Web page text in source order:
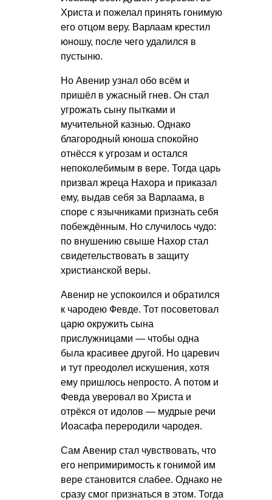
Христа и пожелал принять гонимую
его отцом веру. Варлаам крестил
юношу, после чего удалился в
пустыню.
Но Авенир узнал обо всём и
пришёл в ужасный гнев. Он стал
угрожать сыну пытками и
мучительной казнью. Однако
благородный юноша спокойно
отнёсся к угрозам и остался
непоколебимым в вере. Тогда царь
призвал жреца Нахора и приказал
ему, выдав себя за Варлаама, в
споре с язычниками признать себя
побеждённым. Но случилось чудо:
по внушению свыше Нахор стал
свидетельствовать в защиту
христианской веры.
Авенир не успокоился и обратился
к чародею Февде. Тот посоветовал
царю окружить сына
прислужницами — чтобы одна
была красивее другой. Но царевич
и тут преодолел искушения, хотя
ему пришлось непросто. А потом и
Февда уверовал во Христа и
отрёкся от идолов — мудрые речи
Иоасафа переродили чародея.
Сам Авенир стал чувствовать, что
его непримиримость к гонимой им
вере становится слабее. Однако не
сразу смог признаться в этом. Тогда